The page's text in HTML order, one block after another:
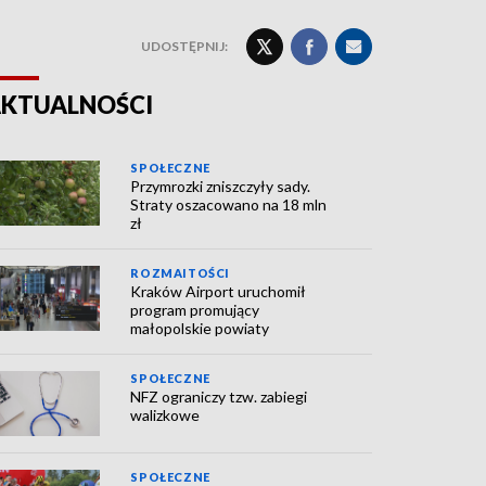
UDOSTĘPNIJ:
SPOŁECZNE
Przymrozki zniszczyły sady.
Straty oszacowano na 18 mln
zł
ROZMAITOŚCI
Kraków Airport uruchomił
program promujący
małopolskie powiaty
SPOŁECZNE
NFZ ograniczy tzw. zabiegi
walizkowe
SPOŁECZNE